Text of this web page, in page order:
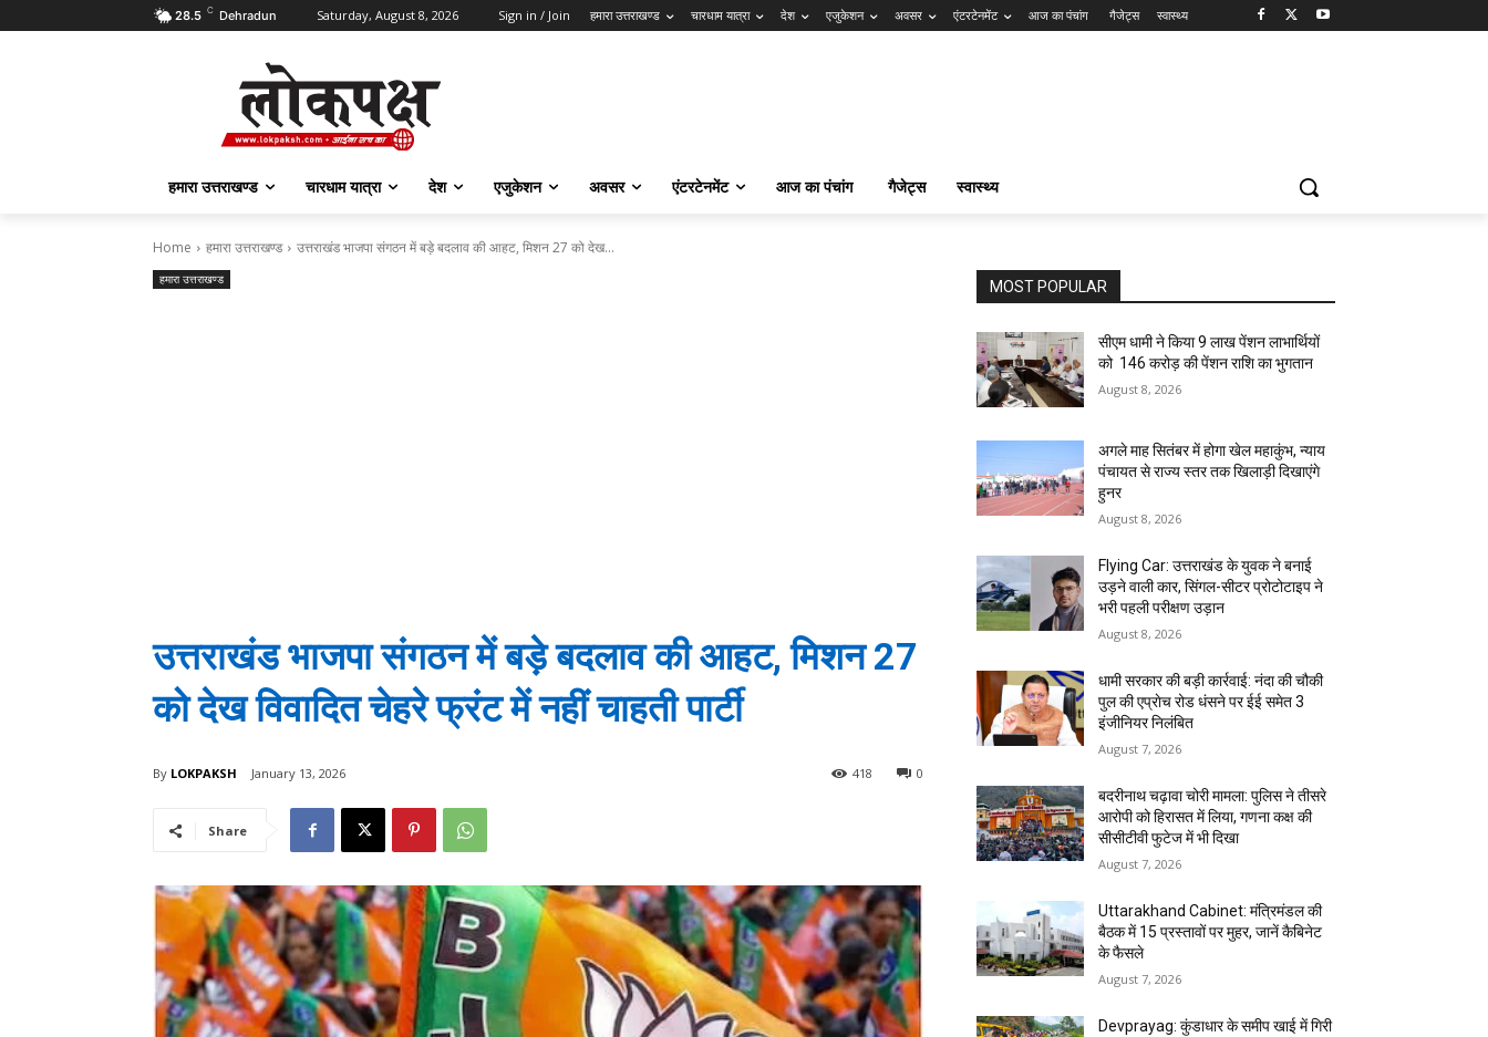
28.5 C Dehradun Saturday, August 8, 2026 Sign in / Join हमारा उत्तराखण्ड चारधाम यात्रा देश एजुकेशन अवसर एंटरटेनमेंट आज का पंचांग गैजेट्स स्वास्थ्य
हमारा उत्तराखण्ड चारधाम यात्रा देश एजुकेशन अवसर एंटरटेनमेंट आज का पंचांग गैजेट्स स्वास्थ्य
Home हमारा उत्तराखण्ड उत्तराखंड भाजपा संगठन में बड़े बदलाव की आहट, मिशन 27 को देख...
हमारा उत्तराखण्ड
उत्तराखंड भाजपा संगठन में बड़े बदलाव की आहट, मिशन 27
को देख विवादित चेहरे फ्रंट में नहीं चाहती पार्टी
By LOKPAKSH January 13, 2026 0
418
Share
MOST POPULAR
सीएम धामी ने किया 9 लाख पेंशन लाभार्थियों
को ₹ 146 करोड़ की पेंशन राशि का भुगतान
August 8, 2026
अगले माह सितंबर में होगा खेल महाकुंभ, न्याय
पंचायत से राज्य स्तर तक खिलाड़ी दिखाएंगे
हुनर
August 8, 2026
Flying Car: उत्तराखंड के युवक ने बनाई
उड़ने वाली कार, सिंगल-सीटर प्रोटोटाइप ने
भरी पहली परीक्षण उड़ान
August 8, 2026
धामी सरकार की बड़ी कार्रवाई: नंदा की चौकी
पुल की एप्राेच रोड धंसने पर ईई समेत 3
इंजीनियर निलंबित
August 7, 2026
बदरीनाथ चढ़ावा चोरी मामला: पुलिस ने तीसरे
आरोपी को हिरासत में लिया, गणना कक्ष की
सीसीटीवी फुटेज में भी दिखा
August 7, 2026
Uttarakhand Cabinet: मंत्रिमंडल की
बैठक में 15 प्रस्तावों पर मुहर, जानें कैबिनेट
के फैसले
August 7, 2026
Devprayag: कुंडाधार के समीप खाई में गिरी